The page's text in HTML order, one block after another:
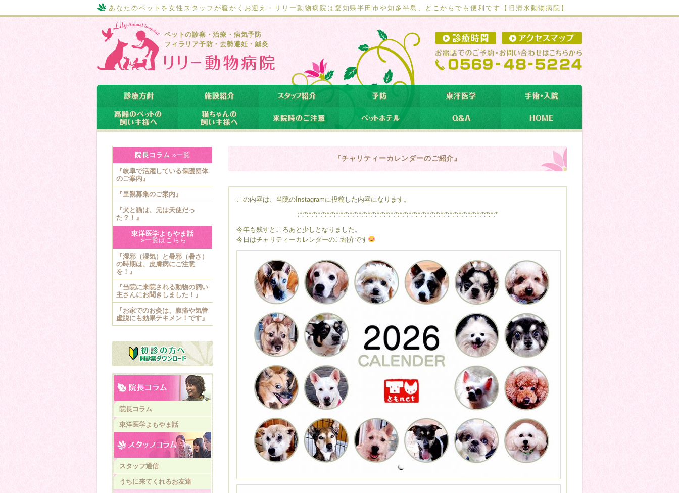
あなたのペットを女性スタッフが暖かくお迎え・リリー動物病院は愛知県半田市や知多半島、どこからでも便利です【 旧清水動物病院】
ペットの診察・治療・病気予防
フィラリア予防・去勢避妊・鍼灸
『チャリティーカレンダーのご紹介』
この内容は、当院のInstagramに投稿した内容になります。
:*:*:*:*:*:*:*:*:*:*:*:*:*:*:*:*:*:*:*:*:*:*:*:*:*:*:*:*:*:*:*:*:*:*:*:*:*:*:*:*:*:*:*:*
今年も残すところあと少しとなりました。
今日はチャリティーカレンダーのご紹介です
院長コラム »一覧
『岐阜で活躍している保護団体
のご案内』
『里親募集のご案内』
『犬と猫は、元は天使だっ
た？！』
東洋医学よもやま話
»一覧はこちら
『湿邪（湿気）と暑邪（暑さ）
の時期は、皮膚病にご注意
を！』
『当院に来院される動物の飼い
主さんにお聞きしました！』
『お家でのお灸は、腹痛や気管
虚脱にも効果テキメン！です』
院長コラム
東洋医学よもやま話
スタッフ通信
うちに来てくれるお友達